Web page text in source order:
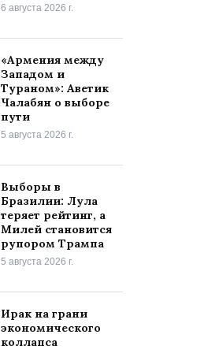
6 августа 2026 г.
«Армения между
Западом и
Тураном»: Аветик
Чалабян о выборе
пути
5 августа 2026 г.
Выборы в
Бразилии: Лула
теряет рейтинг, а
Милей становится
рупором Трампа
5 августа 2026 г.
Ирак на грани
экономического
коллапса